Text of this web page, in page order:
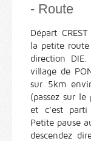
- Route
Départ
la petite route
direction
village de
sur 5km
(passez sur le
et c’est
Petite pause
descendez